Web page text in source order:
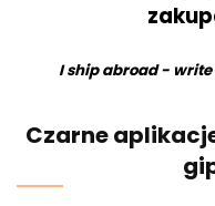
I ship abroad - write
Czarne